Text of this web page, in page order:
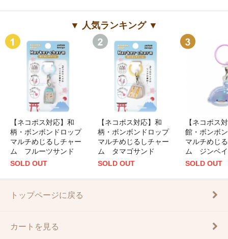
▼ 人気ランキング ▼
【ネコポス対応】和
柄・ボンボンドロップ
マルチめじるしチャー
ム フルーツサンド
SOLD OUT
【ネコポス対応】和
柄・ボンボンドロップ
マルチめじるしチャー
ム タマゴサンド
SOLD OUT
【ネコポス
館・ボンボ
マルチめじ
ム ジンベ
SOLD OUT
トップページに戻る
カートを見る